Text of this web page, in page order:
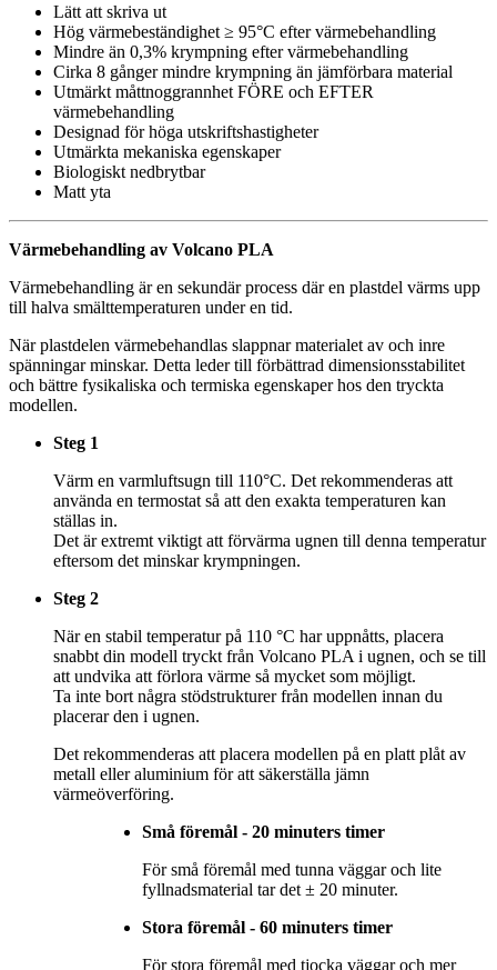
Lätt att skriva ut
Hög värmebeständighet ≥ 95°C efter värmebehandling
Mindre än 0,3% krympning efter värmebehandling
Cirka 8 gånger mindre krympning än jämförbara material
Utmärkt måttnoggrannhet FÖRE och EFTER
värmebehandling
Designad för höga utskriftshastigheter
Utmärkta mekaniska egenskaper
Biologiskt nedbrytbar
Matt yta
Värmebehandling av Volcano PLA
Värmebehandling är en sekundär process där en plastdel värms upp
till halva smälttemperaturen under en tid.
När plastdelen värmebehandlas slappnar materialet av och inre
spänningar minskar. Detta leder till förbättrad dimensionsstabilitet
och bättre fysikaliska och termiska egenskaper hos den tryckta
modellen.
Steg 1
Värm en varmluftsugn till 110°C. Det rekommenderas att
använda en termostat så att den exakta temperaturen kan
ställas in.
Det är extremt viktigt att förvärma ugnen till denna temperatur
eftersom det minskar krympningen.
Steg 2
När en stabil temperatur på 110 °C har uppnåtts, placera
snabbt din modell tryckt från Volcano PLA i ugnen, och se till
att undvika att förlora värme så mycket som möjligt.
Ta inte bort några stödstrukturer från modellen innan du
placerar den i ugnen.
Det rekommenderas att placera modellen på en platt plåt av
metall eller aluminium för att säkerställa jämn
värmeöverföring.
Små föremål - 20 minuters timer
För små föremål med tunna väggar och lite
fyllnadsmaterial tar det ± 20 minuter.
Stora föremål - 60 minuters timer
För stora föremål med tjocka väggar och mer